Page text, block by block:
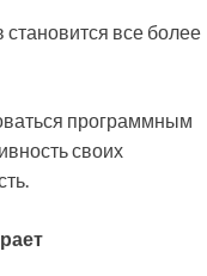
все более
программным
своих